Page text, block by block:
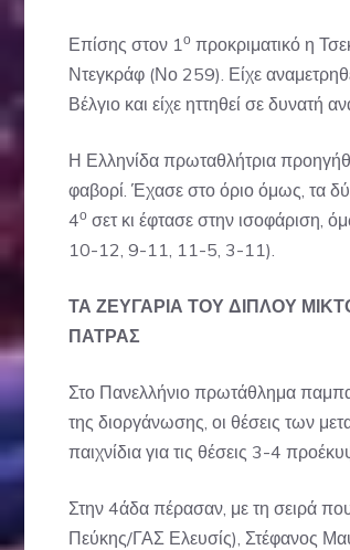
Επίσης στον 1ο προκριματικό η
Ντεγκράφ (Νο 259). Είχε
Βέλγιο και είχε ηττηθεί σε δυνατή
Η Ελληνίδα πρωταθλήτρια
φαβορί. Έχασε στο όριο όμως, τα
4ο σετ κι έφτασε στην ισοφάριση,
10-12, 9-11, 11-5, 3-11).
ΤΑ ΖΕΥΓΑΡΙΑ ΤΟΥ ΔΙΠΛΟΥ
ΠΑΤΡΑΣ
Στο Πανελλήνιο πρωτάθλημα
της διοργάνωσης, οι θέσεις των
παιχνίδια για τις θέσεις 3-4
Στην 4άδα πέρασαν, με τη σειρά
Πεύκης/ΓΑΣ Ελευσίς), Στέφανος